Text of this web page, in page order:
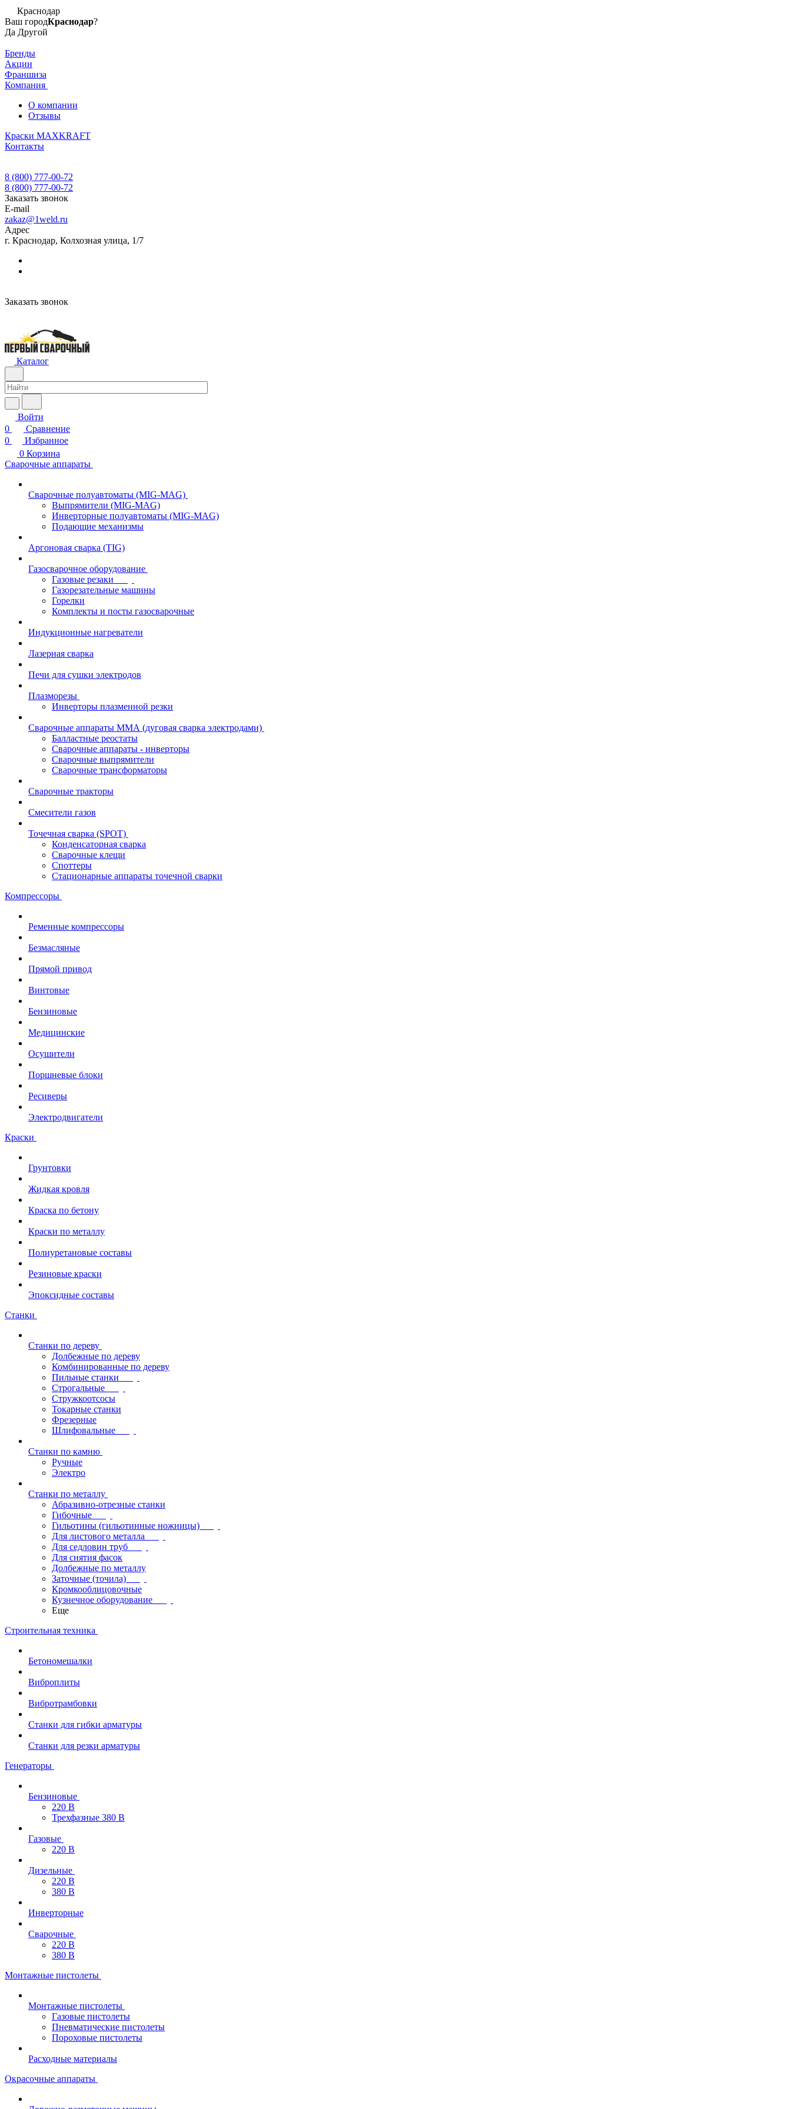
Краснодар
Ваш городКраснодар?
Да Другой
Бренды
Акции
Франшиза
Компания
О компании
Отзывы
Краски MAXKRAFT
Контакты
8 (800) 777-00-72
8 (800) 777-00-72
Заказать звонок
E-mail
zakaz@1weld.ru
Адрес
г. Краснодар, Колхозная улица, 1/7
Заказать звонок
Каталог
Войти
0
Сравнение
0
Избранное
0 Корзина
Сварочные аппараты
Сварочные полуавтоматы (MIG-MAG)
Выпрямители (MIG-MAG)
Инверторные полуавтоматы (MIG-MAG)
Подающие механизмы
Аргоновая сварка (TIG)
Газосварочное оборудование
Газовые резаки
Газорезательные машины
Горелки
Комплекты и посты газосварочные
Индукционные нагреватели
Лазерная сварка
Печи для сушки электродов
Плазморезы
Инверторы плазменной резки
Сварочные аппараты ММА (дуговая сварка электродами)
Балластные реостаты
Сварочные аппараты - инверторы
Сварочные выпрямители
Сварочные трансформаторы
Сварочные тракторы
Смесители газов
Точечная сварка (SPOT)
Конденсаторная сварка
Сварочные клещи
Споттеры
Стационарные аппараты точечной сварки
Компрессоры
Ременные компрессоры
Безмасляные
Прямой привод
Винтовые
Бензиновые
Медицинские
Осушители
Поршневые блоки
Ресиверы
Электродвигатели
Краски
Грунтовки
Жидкая кровля
Краска по бетону
Краски по металлу
Полиуретановые составы
Резиновые краски
Эпоксидные составы
Станки
Станки по дереву
Долбежные по дереву
Комбинированные по дереву
Пильные станки
Строгальные
Стружкоотсосы
Токарные станки
Фрезерные
Шлифовальные
Станки по камню
Ручные
Электро
Станки по металлу
Абразивно-отрезные станки
Гибочные
Гильотины (гильотинные ножницы)
Для листового металла
Для седловин труб
Для снятия фасок
Долбежные по металлу
Заточные (точила)
Кромкооблицовочные
Кузнечное оборудование
Еще
Строительная техника
Бетономешалки
Виброплиты
Вибротрамбовки
Станки для гибки арматуры
Станки для резки арматуры
Генераторы
Бензиновые
220 В
Трехфазные 380 В
Газовые
220 В
Дизельные
220 В
380 В
Инверторные
Сварочные
220 В
380 В
Монтажные пистолеты
Монтажные пистолеты
Газовые пистолеты
Пневматические пистолеты
Пороховые пистолеты
Расходные материалы
Окрасочные аппараты